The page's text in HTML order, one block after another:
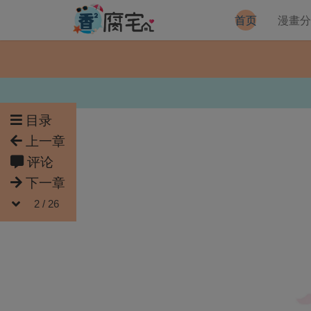
首页 漫畫
目录
上一章
评论
下一章